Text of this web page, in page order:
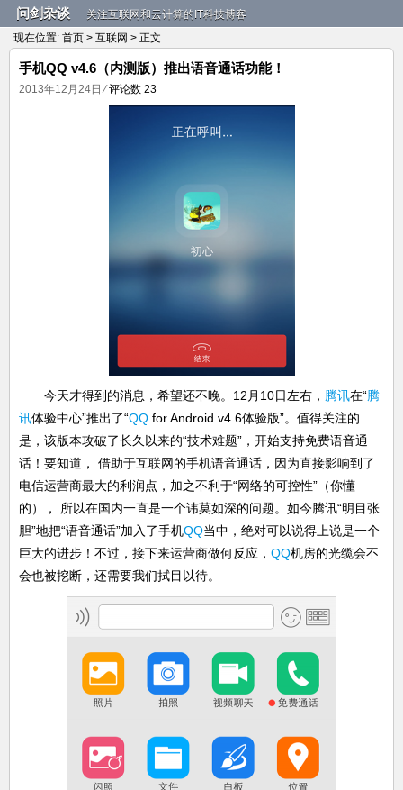
问剑杂谈
关注互联网和云计算的IT科技博客
现在位置: 首页 > 互联网 > 正文
手机QQ v4.6（内测版）推出语音通话功能！
2013年12月24日 ⁄评论数 23
今天才得到的消息，希望还不晚。12月10日左右， 腾讯在“腾
讯体验中心”推出了“QQ for Android v4.6体验版”。值得关注的
是，该版本攻破了长久以来的“技术难题”，开始支持免费语音通
话！要知道， 借助于互联网的手机语音通话，因为直接影响到了
电信运营商最大的利润点，加之不利于“网络的可控性”（你懂
的）， 所以在国内一直是一个讳莫如深的问题。如今腾讯“明目张
胆”地把“语音通话”加入了手机QQ当中，绝对可以说得上说是一个
巨大的进步！不过，接下来运营商做何反应， QQ机房的光缆会不
会也被挖断，还需要我们拭目以待。